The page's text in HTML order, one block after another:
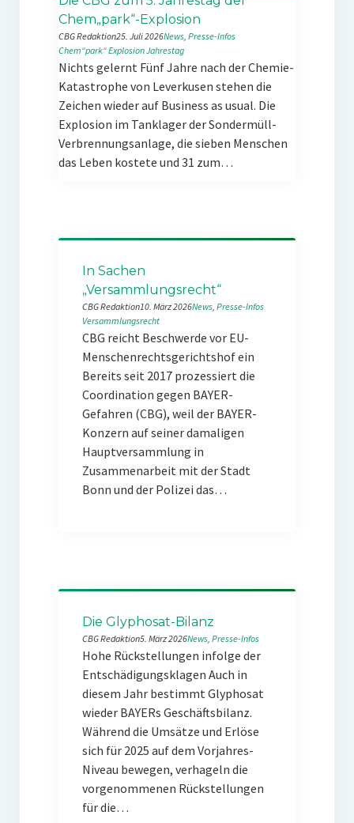
Chem„park“-Explosion
CBG Redaktion25. Juli 2026News, Presse-Infos
Chem“park“ExplosionJahrestag
Nichts gelernt Fünf Jahre nach der Chemie-
Katastrophe von Leverkusen stehen die
Zeichen wieder auf Business as usual. Die
Explosion im Tanklager der Sondermüll-
Verbrennungsanlage, die sieben Menschen
das Leben kostete und 31 zum…
In Sachen
„Versammlungsrecht“
CBG Redaktion10. März 2026News, Presse-Infos
Versammlungsrecht
CBG reicht Beschwerde vor EU-
Menschenrechtsgerichtshof ein
Bereits seit 2017 prozessiert die
Coordination gegen BAYER-
Gefahren (CBG), weil der BAYER-
Konzern auf seiner damaligen
Hauptversammlung in
Zusammenarbeit mit der Stadt
Bonn und der Polizei das…
Die Glyphosat-Bilanz
CBG Redaktion5. März 2026News, Presse-Infos
Hohe Rückstellungen infolge der
Entschädigungsklagen Auch in
diesem Jahr bestimmt Glyphosat
wieder BAYERs Geschäftsbilanz.
Während die Umsätze und Erlöse
sich für 2025 auf dem Vorjahres-
Niveau bewegen, verhageln die
vorgenommenen Rückstellungen
für die…